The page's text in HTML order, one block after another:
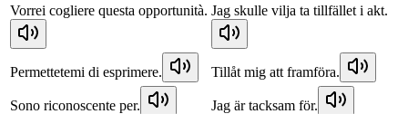
Vorrei cogliere questa opportunità. Jag skulle vilja ta tillfället i akt.
Permettetemi di esprimere. Tillåt mig att framföra.
Sono riconoscente per.
Jag är tacksam för.